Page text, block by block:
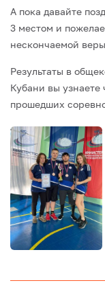
А пока давайте
3 местом и
нескончаемой
Результаты в
Кубани вы узнаете
прошедших